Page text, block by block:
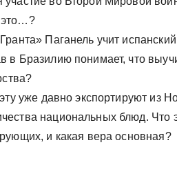
это…?
Паганель учит
в Бразилию понимает, что
уже давно экспортируют из
национальных блюд. Что
и какая вера основная?